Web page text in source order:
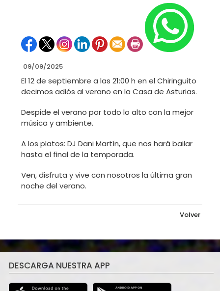
09/09/2025
El 12 de septiembre a las 21:00 h en el Chiringuito
decimos adiós al verano en la Casa de Asturias.
Despide el verano por todo lo alto con la mejor
música y ambiente.
A los platos: DJ Dani Martín, que nos hará bailar
hasta el final de la temporada.
Ven, disfruta y vive con nosotros la última gran
noche del verano.
Volver
DESCARGA NUESTRA APP